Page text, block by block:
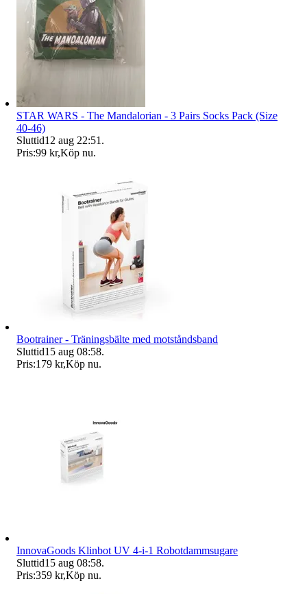
STAR WARS - The Mandalorian - 3 Pairs Socks Pack (Size
40-46)
Sluttid12 aug 22:51 .
Pris:99 kr,Köp nu.
Bootrainer - Träningsbälte med motståndsband
Sluttid15 aug 08:58.
Pris:179 kr,Köp nu.
InnovaGoods Klinbot UV 4-i-1 Robotdammsugare
Sluttid15 aug 08:58.
Pris:359 kr,Köp nu.